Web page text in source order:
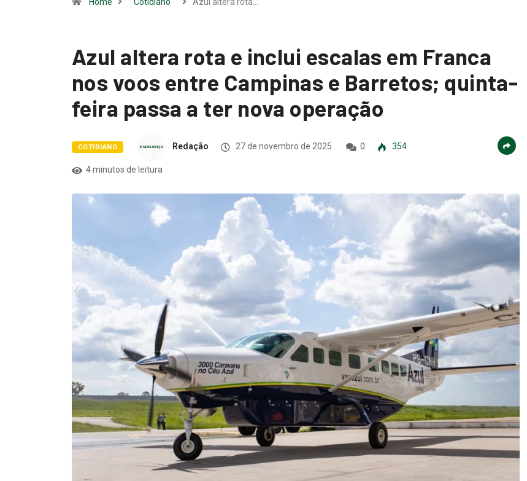
Azul altera rota e inclui escalas em Franca
nos voos entre Campinas e Barretos; quinta-
feira passa a ter nova operação
COTIDIANO Redação 27 de novembro de 2025 0 354
4 minutos de leitura